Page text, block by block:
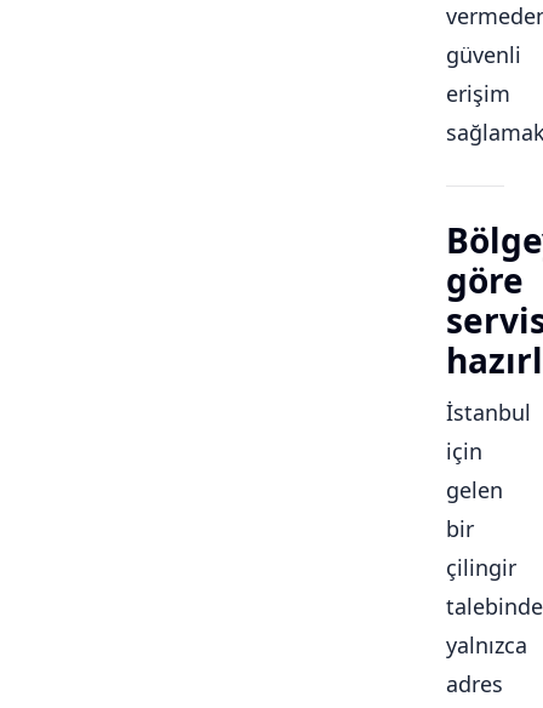
güvenli
erişim
göre
İstanbul
için
gelen
bir
çilingir
talebinde
yalnızca
adres